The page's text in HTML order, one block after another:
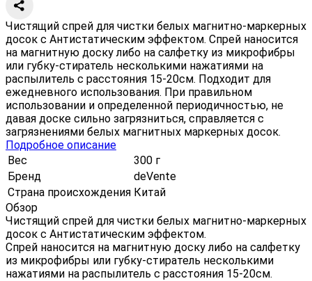
Чистящий спрей для чистки белых магнитно-маркерных
досок с Антистатическим эффектом. Спрей наносится
на магнитную доску либо на салфетку из микрофибры
или губку-стиратель несколькими нажатиями на
распылитель с расстояния 15-20см. Подходит для
ежедневного использования. При правильном
использовании и определенной периодичностью, не
давая доске сильно загрязниться, справляется с
загрязнениями белых магнитных маркерных досок.
Подробное описание
Вес
300 г
Бренд
deVente
Страна происхождения Китай
Обзор
Чистящий спрей для чистки белых магнитно-маркерных
досок с Антистатическим эффектом.
Спрей наносится на магнитную доску либо на салфетку
из микрофибры или губку-стиратель несколькими
нажатиями на распылитель с расстояния 15-20см.